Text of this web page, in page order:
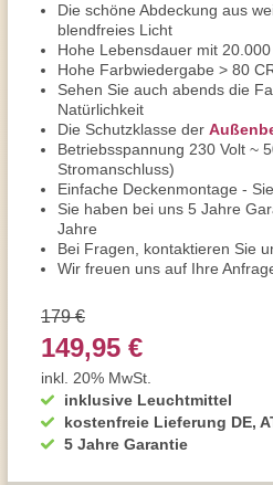
Die schöne Abdeckung aus
blendfreies Licht
Hohe Lebensdauer mit
Hohe Farbwiedergabe > 80
Sehen Sie auch abends die
Natürlichkeit
Die Schutzklasse der
Betriebsspannung 230 Volt ~
Stromanschluss)
Einfache Deckenmontage -
Sie haben bei uns 5 Jahre
Jahre
Bei Fragen, kontaktieren Sie
Wir freuen uns auf Ihre
inklusive Leuchtmittel
kostenfreie Lieferung DE,
5 Jahre Garantie
179 €
149,95 €
inkl. 20% MwSt.